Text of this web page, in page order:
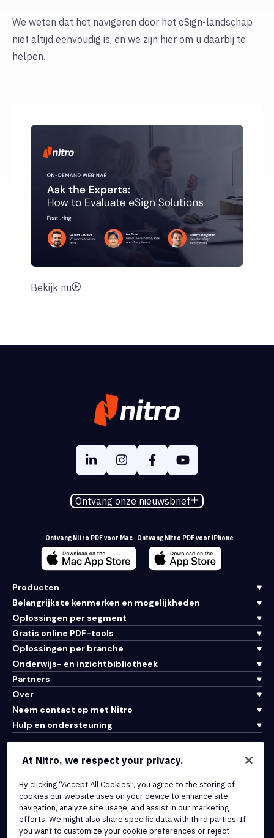
We weten dat het navigeren door het eSign-landschap
niet altijd eenvoudig is, en we zijn hier om u daarbij te
helpen.
Bekijk nu
Ontvang onze nieuwsbrief
Ontvang Nitro PDF voor Mac Ontvang Nitro PDF voor iPhone
Producten
Belangrijkste kenmerken en mogelijkheden
Oplossingen per segment
Gratis online PDF-tools
Oplossingen per branche
Onderwijs- en inzichtbibliotheek
Partners
Over
Neem contact op met Nitro
Hulp en ondersteuning
Integraties en API-connectiviteit
Cookiebeleid
Copyrightbeleid
Alle voorwaarden en beleidsmaatregelen
At Nitro, we respect your privacy.
By clicking “Accept All Cookies”, you agree to the storing of
cookies our website uses on your device to enhance site
navigation, analyze site usage, and assist in our marketing
efforts. We might also share specific data with third parties. If
you want to customize your cookie preferences or reject